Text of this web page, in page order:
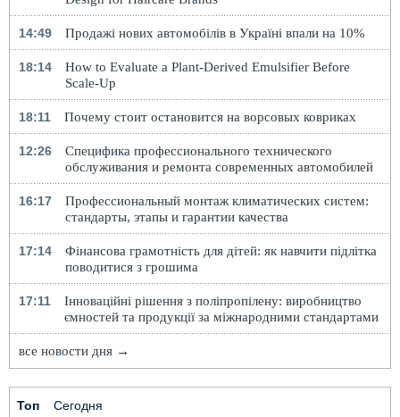
14:49 Продажі нових автомобілів в Україні впали на 10%
18:14
How to Evaluate a Plant-Derived Emulsifier Before
Scale-Up
18:11 Почему стоит остановится на ворсовых ковриках
12:26
Специфика профессионального технического
обслуживания и ремонта современных автомобилей
16:17
Профессиональный монтаж климатических систем:
стандарты, этапы и гарантии качества
17:14
Фінансова грамотність для дітей: як навчити підлітка
поводитися з грошима
17:11
Інноваційні рішення з поліпропілену: виробництво
ємностей та продукції за міжнародними стандартами
все новости дня →
Топ Сегодня